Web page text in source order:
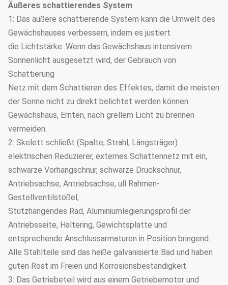
Äußeres schattierendes System
1: Das äußere schattierende System kann die Umwelt des
Gewächshauses verbessern, indem es justiert
die Lichtstärke. Wenn das Gewächshaus intensivem
Sonnenlicht ausgesetzt wird, der Gebrauch von
Schattierung
Netz mit dem Schattieren des Effektes, damit die meisten
der Sonne nicht zu direkt belichtet werden können
Gewächshaus, Ernten, nach grellem Licht zu brennen
vermeiden.
2: Skelett schließt (Spalte, Strahl, Längsträger)
elektrischen Reduzierer, externes Schattennetz mit ein,
schwarze Vorhangschnur, schwarze Druckschnur,
Antriebsachse, Antriebsachse, ull Rahmen-
Gestellventilstößel,
Stützhängendes Rad, Aluminiumlegierungsprofil der
Antriebsseite, Haltering, Gewichtsplatte und
entsprechende Anschlussarmaturen in Position bringend.
Alle Stahlteile sind das heiße galvanisierte Bad und haben
guten Rost im Freien und Korrosionsbeständigkeit.
3: Das Getriebeteil wird aus einem Getriebemotor und